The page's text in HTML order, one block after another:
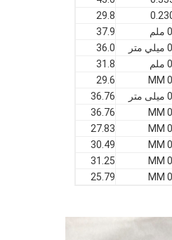
29.8
37.9
36.0
31.8
29.6
36.76
36.76
27.83
30.49
31.25
25.79